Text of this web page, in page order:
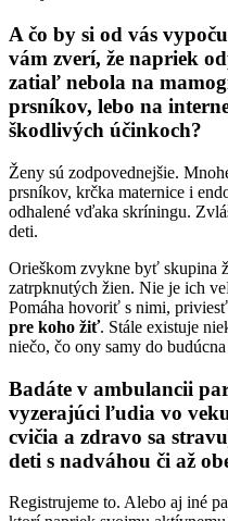
A čo by si od vás
vám zverí, že napriek
zatiaľ nebola na
prsníkov, lebo na
škodlivých účinkoch?
Ženy sú zodpovednejšie.
prsníkov, krčka maternice i
odhalené vďaka skríningu.
deti.
Orieškom zvykne byť skupina
zatrpknutých žien. Nie je ich
Pomáha hovoriť s nimi,
pre koho žiť. Stále existuje
niečo, čo ony samy do budúcna
Badáte v ambulancii
vyzerajúci ľudia vo
cvičia a zdravo sa
deti s nadváhou či až
Registrujeme to. Alebo aj iné